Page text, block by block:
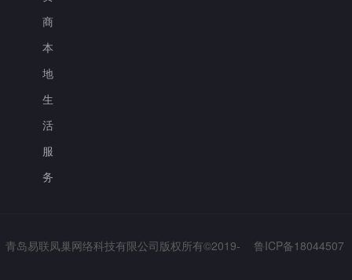
商
本
地
生
活
服
务
青岛易联凤巢网络科技有限公司版权所有©2019- 鲁ICP备18044507